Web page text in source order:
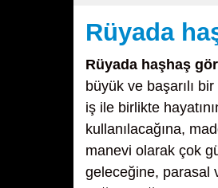
Rüyada
Rüyada haşhaş
büyük ve başarılı
iş ile birlikte
kullanılacağına,
manevi olarak çok
geleceğine, parasal